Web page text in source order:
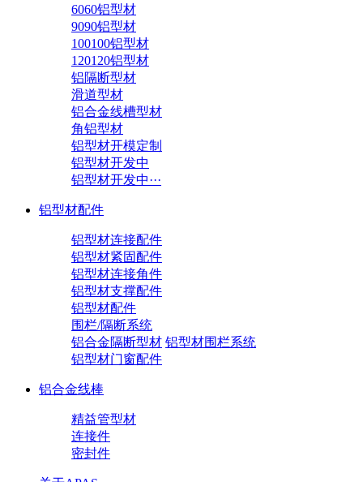
6060铝型材
9090铝型材
100100铝型材
120120铝型材
铝隔断型材
滑道型材
铝合金线槽型材
角铝型材
铝型材开模定制
铝型材开发中
铝型材开发中···
铝型材配件
铝型材连接配件
铝型材紧固配件
铝型材连接角件
铝型材支撑配件
铝型材配件
围栏/隔断系统
铝合金隔断型材 铝型材围栏系统
铝型材门窗配件
铝合金线棒
精益管型材
连接件
密封件